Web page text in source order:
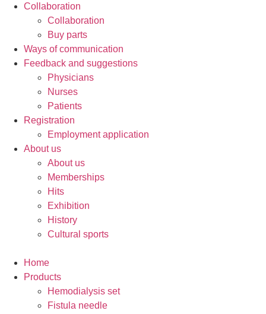
Collaboration
Collaboration
Buy parts
Ways of communication
Feedback and suggestions
Physicians
Nurses
Patients
Registration
Employment application
About us
About us
Memberships
Hits
Exhibition
History
Cultural sports
Home
Products
Hemodialysis set
Fistula needle